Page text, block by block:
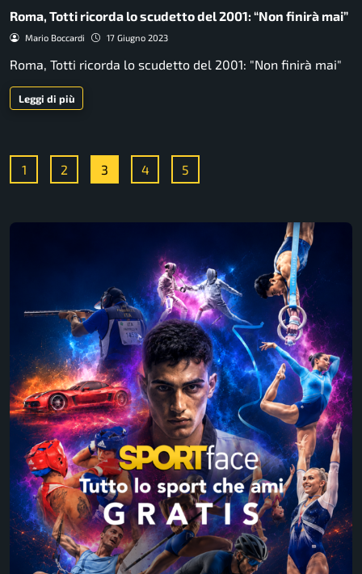
Roma, Totti ricorda lo scudetto del 2001: “Non finirà mai”
Mario Boccardi 17 Giugno 2023
Roma, Totti ricorda lo scudetto del 2001: "Non finirà mai"
Leggi di più
1 2 3 4 5